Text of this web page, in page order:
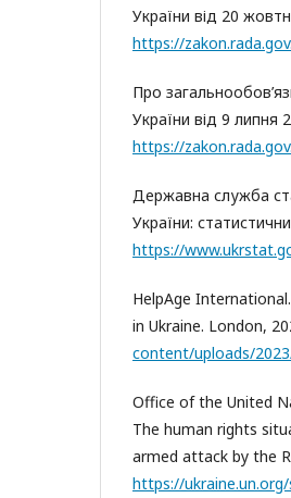
України від 20
https://
Про
України від 9 липня
https://
Державна служба
України:
https://
HelpAge
in Ukraine. London,
content/uploads/
Office of the United
The human rights
armed attack by the
https://